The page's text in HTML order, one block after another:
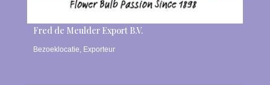
Fred de Meulder Export B.V.
Bezoeklocatie Exporteur